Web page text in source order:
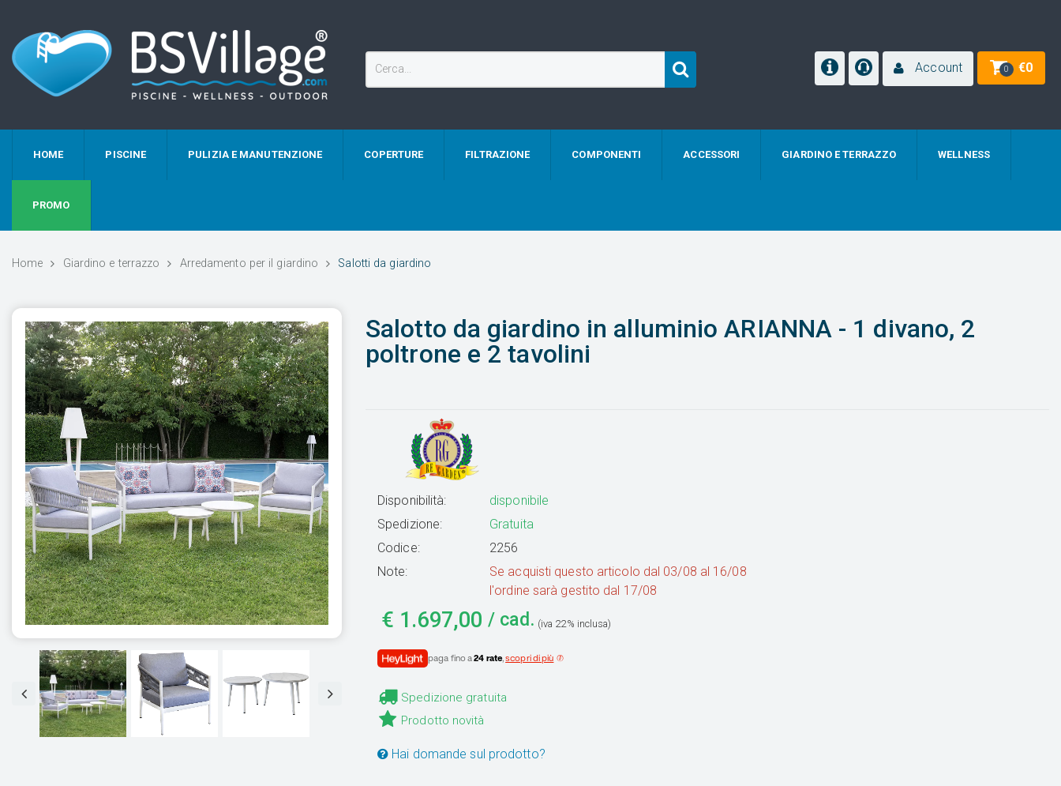
Account 0 €0
HOME PISCINE PULIZIA E MANUTENZIONE COPERTURE FILTRAZIONE COMPONENTI ACCESSORI GIARDINO E TERRAZZO WELLNESS
PROMO
Home Giardino e terrazzo Arredamento per il giardino Salotti da giardino
Salotto da giardino in alluminio ARIANNA - 1 divano, 2
poltrone e 2 tavolini
Disponibilità:
disponibile
Spedizione:
Gratuita
Codice:
2256
Note:
Se acquisti questo articolo dal 03/08 al 16/08
l'ordine sarà gestito dal 17/08
€ 1.697,00 / cad. (iva 22% inclusa)
paga fino a24 rate,scopri di più
Spedizione gratuita
Prodotto novità
Hai domande sul prodotto?